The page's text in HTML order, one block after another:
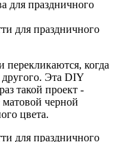
когда
другого. Эта DIY
такой проект -
черной
цвета.